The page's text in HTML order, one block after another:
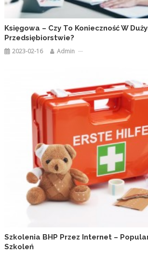
Księgowa – Czy To Konieczność W
Przedsiębiorstwie?
2023-02-16 Admin
Szkolenia BHP Przez Internet –
Szkoleń